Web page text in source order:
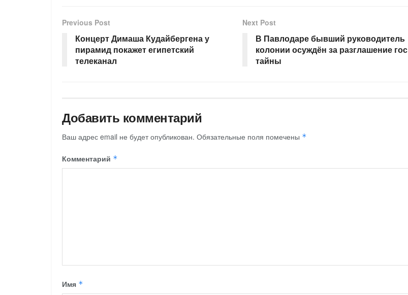
Previous Post
Концерт Димаша Кудайбергена у
пирамид покажет египетский
телеканал
Next Post
В Павлодаре бывший руководитель
колонии осуждён за разглашение гос
тайны
Добавить комментарий
Ваш адрес email не будет опубликован. Обязательные поля помечены *
Комментарий *
Имя *